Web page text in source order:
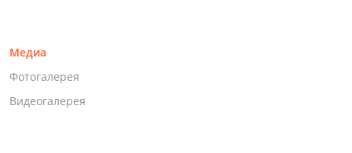
Медиа
Фотогалерея
Видеогалерея